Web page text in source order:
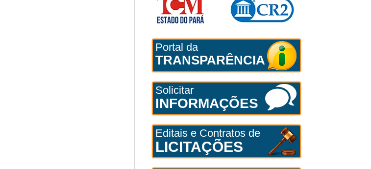
Portal da
TRANSPARÊNCIA
Solicitar
INFORMAÇÕES
Editais e Contratos de
LICITAÇÕES